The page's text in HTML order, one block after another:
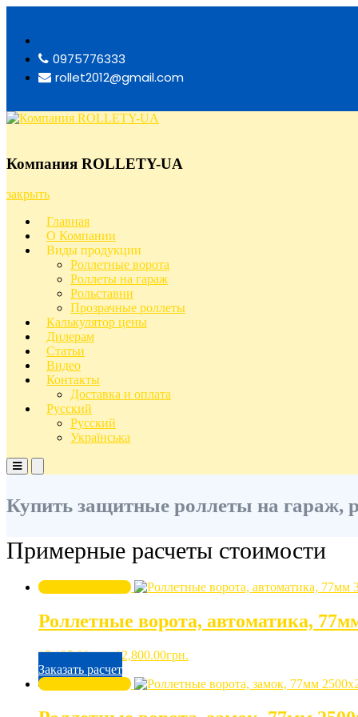
содержимому
0975776333
rollet2012@gmail.com
Компания ROLLETY-UA
Компания ROLLETY-UA
закрыть
Главная
О Компании
Виды продукции
Роллетные ворота
Роллеты на гараж
Рольставни
Прозрачные роллеты
Калькулятор цены
Дилерам
Статьи
Видео
Контакты
Доставка и оплата
Русский
Русский
Українська
Основное
меню
мобильных
меню
ПК
Купить защитные роллеты на гараж,
Примерные расчеты стоимости
Роллетные ворота, автоматика,
15,125.00грн.Первоначальная
цена
составляла
12,800.00грн.
12,800.00грн..
Заказать расчет